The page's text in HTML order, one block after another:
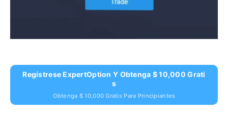
Regístrese ExpertOption Y Obtenga $ 10,000 Grati
S
Obtenga $ 10,000 Gratis Para Principiantes